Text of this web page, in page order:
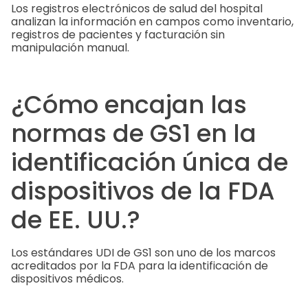
Los registros electrónicos de salud del hospital
analizan la información en campos como inventario,
registros de pacientes y facturación sin
manipulación manual.
¿Cómo encajan las
normas de GS1 en la
identificación única de
dispositivos de la FDA
de EE. UU.?
Los estándares UDI de GS1 son uno de los marcos
acreditados por la FDA para la identificación de
dispositivos médicos.